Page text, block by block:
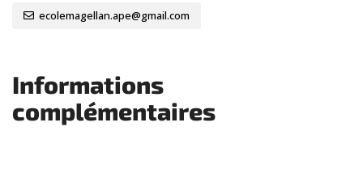
ecolemagellan.ape@gmail.com
Informations
complémentaires